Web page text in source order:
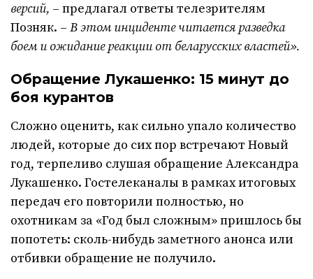
версий, – предлагал ответы телезрителям
Позняк. – В этом инциденте читается разведка
боем и ожидание реакции от беларусских властей».
Обращение Лукашенко: 15 минут до
боя курантов
Сложно оценить, как сильно упало количество
людей, которые до сих пор встречают Новый
год, терпеливо слушая обращение Александра
Лукашенко. Гостелеканалы в рамках итоговых
передач его повторили полностью, но
охотникам за «Год был сложным» пришлось бы
попотеть: сколь-нибудь заметного анонса или
отбивки обращение не получило.